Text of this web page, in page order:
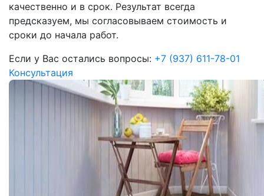
качественно и в срок. Результат всегда
предсказуем, мы согласовываем стоимость и
сроки до начала работ.
Если у Вас остались вопросы: +7 (937) 611-78-01
Консультация